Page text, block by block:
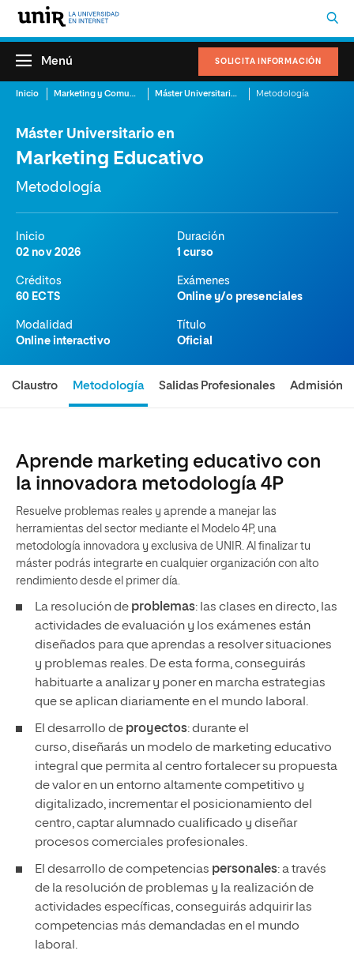
SOLICITA INFORMACIÓN
Menú
Inicio Marketing y Comunicación Máster Universitario en Marketing Educativo Metodología
Máster Universitario en
Marketing Educativo
Metodología
Inicio
02 nov 2026
Duración
1 curso
Créditos
60 ECTS
Exámenes
Online y/o presenciales
Modalidad
Online interactivo
Título
Oficial
Claustro Metodología Salidas Profesionales Admisión
Aprende marketing educativo con
la innovadora metodología 4P
Resuelve problemas reales y aprende a manejar las
herramientas del sector mediante el Modelo 4P, una
metodología innovadora y exclusiva de UNIR. Al finalizar tu
máster podrás integrarte en cualquier organización con alto
rendimiento desde el primer día.
La resolución de problemas: las clases en directo, las
actividades de evaluación y los exámenes están
diseñados para que aprendas a resolver situaciones
y problemas reales. De esta forma, conseguirás
habituarte a analizar y poner en marcha estrategias
que se aplican diariamente en el mundo laboral.
El desarrollo de proyectos: durante el
curso, diseñarás un modelo de marketing educativo
integral que permita al centro fortalecer su propuesta
de valor en un entorno altamente competitivo y
digitalizado, incrementar el posicionamiento del
centro, captar alumnado cualificado y diseñar
procesos comerciales profesionales.
El desarrollo de competencias personales: a través
de la resolución de problemas y la realización de
actividades específicas, conseguirás adquirir las
competencias más demandadas en el mundo
laboral.